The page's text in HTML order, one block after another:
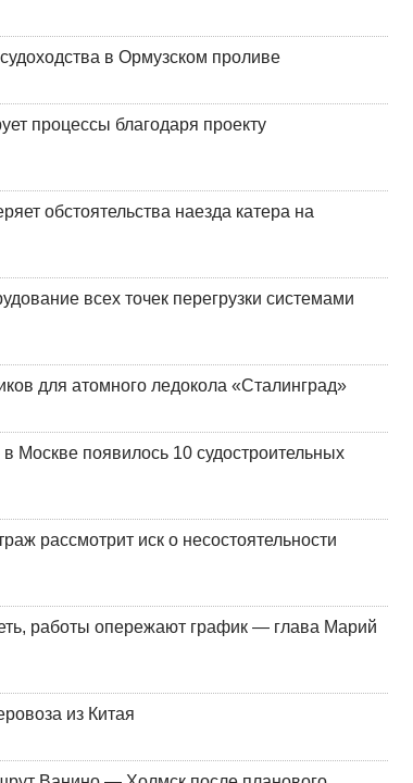
в Ормузском проливе
процессы благодаря проекту
обстоятельства наезда катера на
всех точек перегрузки системами
для атомного ледокола «Сталинград»
Москве появилось 10 судостроительных
рассмотрит иск о несостоятельности
работы опережают график — глава Марий
из Китая